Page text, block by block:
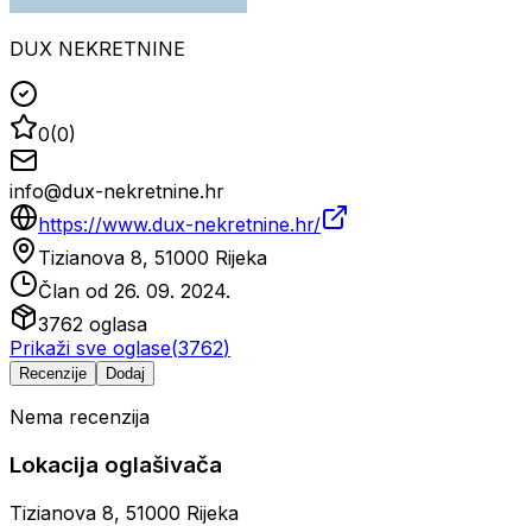
DUX NEKRETNINE
0(0)
info@dux-nekretnine.hr
https://www.dux-nekretnine.hr/
Tizianova 8, 51000 Rijeka
Član od 26. 09. 2024.
3762 oglasa
Prikaži sve oglase(3762)
Recenzije Dodaj
Nema recenzija
Lokacija oglašivača
Tizianova 8, 51000 Rijeka